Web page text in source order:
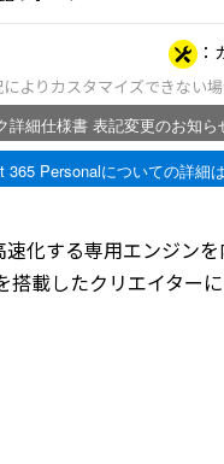
よりカスタマイズできない
化する専用エンジンを
搭載したクリエイター